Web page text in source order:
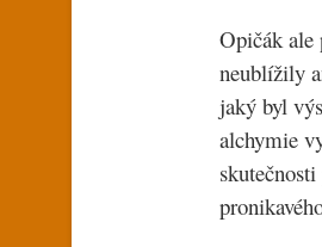
Opičák ale
neublížily
jaký byl
alchymie